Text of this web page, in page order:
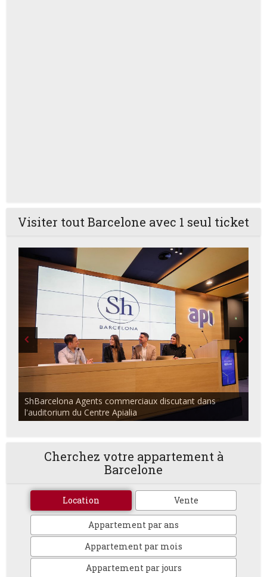
Visiter tout Barcelone avec 1 seul ticket
ShBarcelona Agents commerciaux discutant dans
l'auditorium du Centre Apialia
Cherchez votre appartement à
Barcelone
Location Vente
Appartement par ans
Appartement par mois
Appartement par jours